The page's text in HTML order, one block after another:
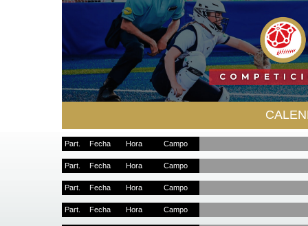
Part. Fecha Hora Campo
Part. Fecha Hora Campo
Part. Fecha Hora Campo
Part. Fecha Hora Campo